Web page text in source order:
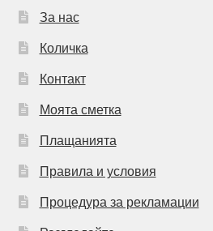
За нас
Количка
Контакт
Моята сметка
Плащанията
Правила и условия
Процедура за рекламации